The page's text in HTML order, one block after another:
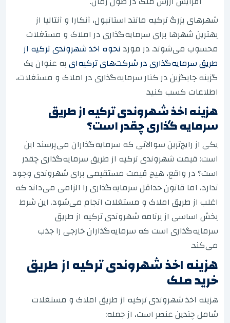
شهرهای بزرگ ترکیه مانند استانبول، آنکارا و آنتالیا از
بهترین شهرها برای سرمایه‌گذاری در املاک و مستغلات
محسوب می‌شوند. در مورد نحوه اخذ شهروندی ترکیه از
طریق سرمایه‌گذاری در شرکت‌های ترکیه‌ایبه عنوان یک
گزینه جایگزین در کنار سرمایه‌گذاری در املاک و مستغلات،
اطلاعات کسب کنید.
هزینه اخذ شهروندی ترکیه از طریق
سرمایه گذاری چقدر است؟
یکی از رایج‌ترین سوالاتی که سرمایه‌گذاران می‌پرسند این
است: قیمت شهروندی ترکیه از طریق سرمایه‌گذاری چقدر
است؟ در واقع، هیچ قیمت مستقیمی برای شهروندی وجود
ندارد، اما قانون حداقل سرمایه‌گذاری را الزامی می‌داند که
اغلب از طریق املاک و مستغلات انجام می‌شود. این شرط
بخش اساسی از برنامه شهروندی ترکیه از طریق
سرمایه‌گذاری است که سرمایه‌گذاران خارجی را جذب
می‌کند.
هزینه اخذ شهروندی ترکیه از طریق
خرید ملک
هزینه اخذ شهروندی ترکیه از طریق املاک و مستغلات
شامل چندین عنصر است، از جمله: